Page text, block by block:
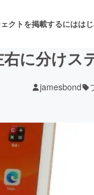
クトを掲載するにはは
ビス開発
に分けス
jamesbond